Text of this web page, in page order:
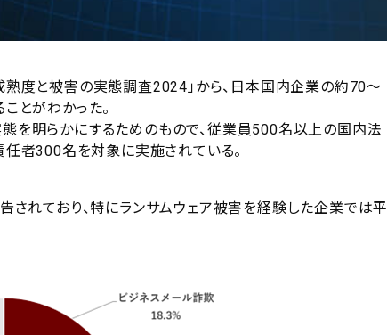
熟度と被害の実態調査2024」から、日本国内企業の約70～
とがわかった。
を明らかにするためのもので、従業員500名以上の国内法
任者300名を対象に実施されている。
れており、特にランサムウェア被害を経験した企業では平